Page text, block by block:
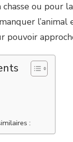
ou pour
pouvoir
: